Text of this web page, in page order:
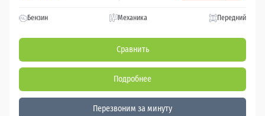
Бензин Механика Передний
Сравнить
Подробнее
Перезвоним за минуту